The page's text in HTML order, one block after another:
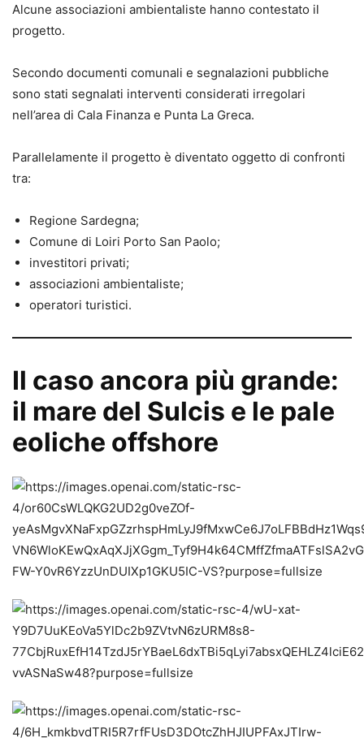
Alcune associazioni ambientaliste hanno contestato il
progetto.
Secondo documenti comunali e segnalazioni pubbliche
sono stati segnalati interventi considerati irregolari
nell’area di Cala Finanza e Punta La Greca.
Parallelamente il progetto è diventato oggetto di confronti
tra:
Regione Sardegna;
Comune di Loiri Porto San Paolo;
investitori privati;
associazioni ambientaliste;
operatori turistici.
Il caso ancora più grande:
il mare del Sulcis e le pale
eoliche offshore